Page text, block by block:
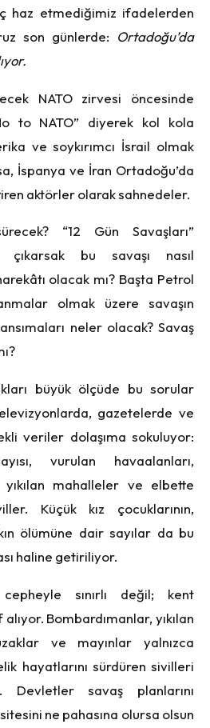
haz etmediğimiz ifadelerden
son günlerde: Ortadoğu’da
NATO zirvesi öncesinde
to NATO” diyerek kol kola
ve soykırımcı İsrail olmak
İspanya ve İran Ortadoğu’da
aktörler olarak sahnedeler.
“12 Gün Savaşları”
çıkarsak bu savaşı nasıl
olacak mı? Başta Petrol
olmak üzere savaşın
neler olacak? Savaş
büyük ölçüde bu sorular
gazetelerde ve
veriler dolaşıma sokuluyor:
vurulan havaalanları,
mahalleler ve elbette
Küçük kız çocuklarının,
ölümüne dair sayılar da bu
haline getiriliyor.
sınırlı değil; kent
Bombardımanlar, yıkılan
ve mayınlar yalnızca
hayatlarını sürdüren sivilleri
savaş planlarını
ne pahasına olursa olsun